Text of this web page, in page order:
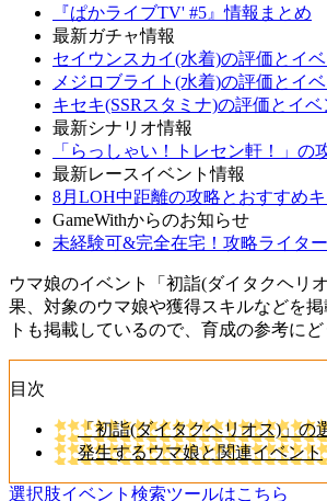
『ぱかライブTV' #5』情報まとめ
最新ガチャ情報
セイウンスカイ(水着)の評価とイベ
メジロブライト(水着)の評価とイベ
キセキ(SSRスタミナ)の評価とイベ
最新シナリオ情報
「らっしゃい！トレセン軒！」の
最新レースイベント情報
8月LOH中距離の攻略とおすすめ
GameWithからのお知らせ
未経験可&完全在宅！攻略ライター
ウマ娘のイベント「初詣(ダイタクヘリ
果、対象のウマ娘や獲得スキルなどを
トも掲載しているので、育成の参考にど
目次
「初詣(ダイタクヘリオス)」の
発生するウマ娘と関連イベント
選択肢イベント検索ツールはこちら